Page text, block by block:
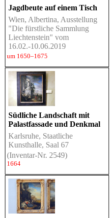
Jagdbeute auf einem Tisch
Wien, Albertina, Ausstellung
"Die fürstliche Sammlung
Liechtenstein" vom
16.02.-10.06.2019
um 1650–1675
Südliche Landschaft mit
Palastfassade und Denkmal
Karlsruhe, Staatliche
Kunsthalle, Saal 67
(Inventar-Nr. 2549)
1664